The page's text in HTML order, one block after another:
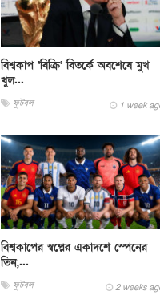
বিশ্বকাপ ‘বিক্রি’ বিতর্কে অবশেষে মুখ
খুল...
ফুটবল 1 week ago
বিশ্বকাপের স্বপ্নের একাদশে স্পেনের
তিন,...
ফুটবল 2 weeks ago